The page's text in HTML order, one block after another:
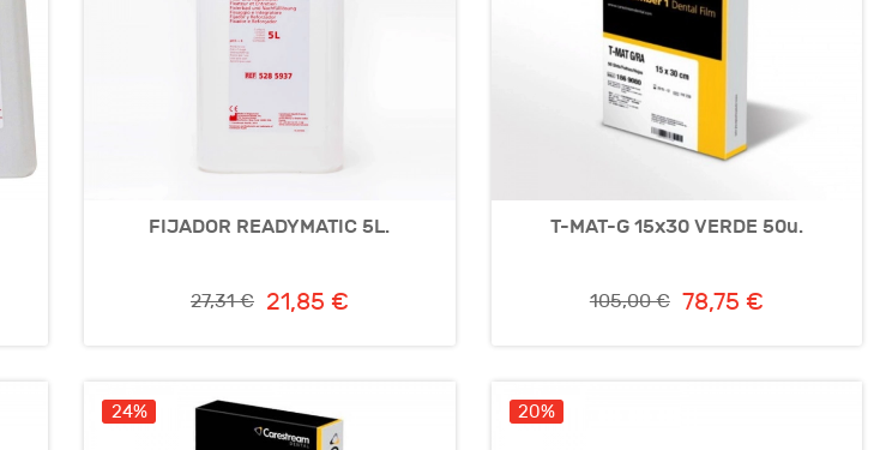
FIJADOR READYMATIC 5L.
27,31 € 21,85 €
T-MAT-G 15x30 VERDE 50u.
105,00 € 78,75 €
24% 20%